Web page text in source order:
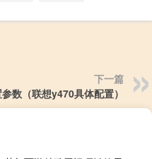
下一篇
数（联想y470具体配置）